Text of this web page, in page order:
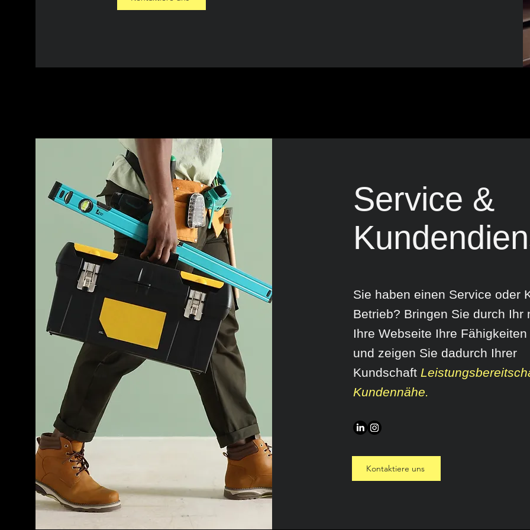
Service &
Sie haben einen Service oder
Betrieb? Bringen Sie durch Ihr
Ihre Webseite Ihre
und zeigen Sie dadurch Ihrer
Kundschaft
Kundennähe.
Kontaktiere uns